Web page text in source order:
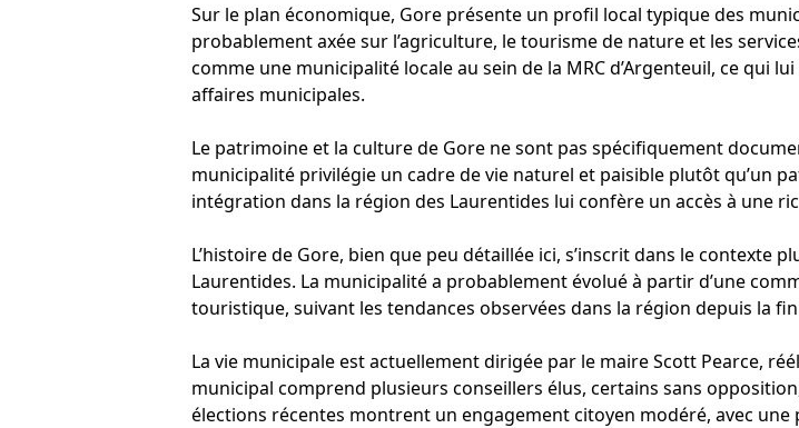
Sur le plan économique, Gore présente un profil local typique des
probablement axée sur l’agriculture, le tourisme de nature et les
comme une municipalité locale au sein de la MRC d’Argenteuil, ce qui
affaires municipales.
Le patrimoine et la culture de Gore ne sont pas spécifiquement
municipalité privilégie un cadre de vie naturel et paisible plutôt qu’un
intégration dans la région des Laurentides lui confère un accès à une
L’histoire de Gore, bien que peu détaillée ici, s’inscrit dans le contexte
Laurentides. La municipalité a probablement évolué à partir d’une
touristique, suivant les tendances observées dans la région depuis la fin
La vie municipale est actuellement dirigée par le maire Scott Pearce,
municipal comprend plusieurs conseillers élus, certains sans
élections récentes montrent un engagement citoyen modéré, avec